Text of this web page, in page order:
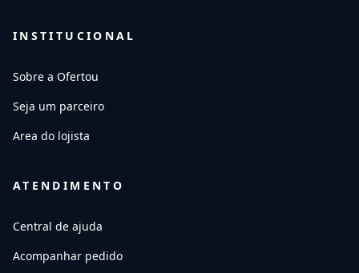
INSTITUCIONAL
Sobre a Ofertou
Seja um parceiro
Area do lojista
ATENDIMENTO
Central de ajuda
Acompanhar pedido